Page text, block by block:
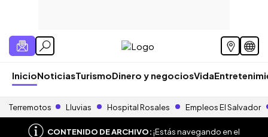
InicioNoticiasTurismoDinero y negociosVida
Terremotos Lluvias Hospital Rosales Empleos El Salvador
CONTENIDO DE ARCHIVO:¡Estás navegando en el